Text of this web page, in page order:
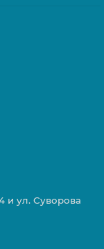
и ул. Суворова